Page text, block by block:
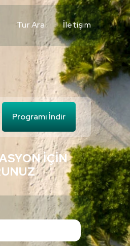
Tur Ara İletişim
Programı İndir
İÇIN